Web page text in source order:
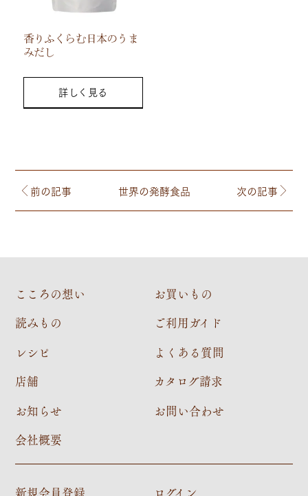
香りふくらむ日本のうま
みだし
詳しく見る
前の記事 世界の発酵食品 次の記事
こころの想い
読みもの
レシピ
店舗
お知らせ
会社概要
お買いもの
ご利用ガイド
よくある質問
カタログ請求
お問い合わせ